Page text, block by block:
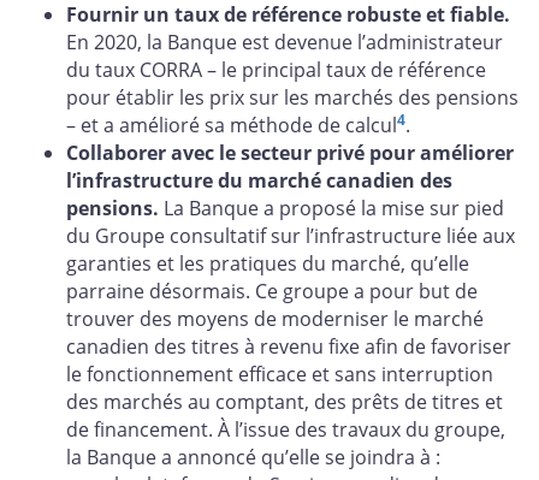
Fournir un taux de référence robuste et fiable.
En 2020, la Banque est devenue l’administrateur
du taux CORRA – le principal taux de référence
pour établir les prix sur les marchés des pensions
– et a amélioré sa méthode de calcul4.
Collaborer avec le secteur privé pour améliorer
l’infrastructure du marché canadien des
pensions. La Banque a proposé la mise sur pied
du Groupe consultatif sur l’infrastructure liée aux
garanties et les pratiques du marché, qu’elle
parraine désormais. Ce groupe a pour but de
trouver des moyens de moderniser le marché
canadien des titres à revenu fixe afin de favoriser
le fonctionnement efficace et sans interruption
des marchés au comptant, des prêts de titres et
de financement. À l’issue des travaux du groupe,
la Banque a annoncé qu’elle se joindra à :